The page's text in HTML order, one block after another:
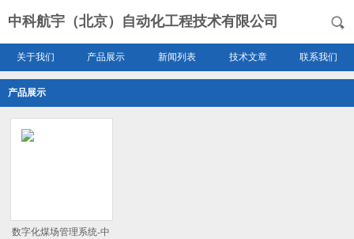
中科航宇（北京）自动化工程技术有限公司
关于我们 产品展示 新闻列表 技术文章 联系我们
产品展示
数字化煤场管理系统-中